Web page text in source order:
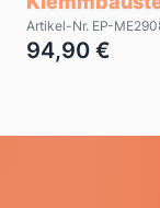
Artikel-Nr. EP-
94,90 €